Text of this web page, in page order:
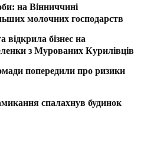
на Вінниччині
молочних господарств
відкрила бізнес на
з Мурованих Курилівців
попередили про ризики
спалахнув будинок